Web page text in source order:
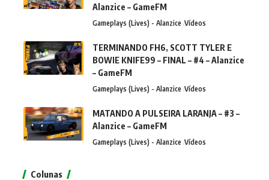
Alanzice – GameFM
Gameplays (Lives) - Alanzice Vídeos
TERMINANDO FH6, SCOTT TYLER E
BOWIE KNIFE99 – FINAL – #4 – Alanzice
– GameFM
Gameplays (Lives) - Alanzice Vídeos
MATANDO A PULSEIRA LARANJA – #3 –
Alanzice – GameFM
Gameplays (Lives) - Alanzice Vídeos
Colunas